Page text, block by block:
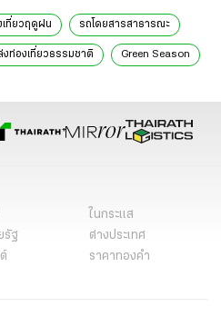
เที่ยวฤดูฝน รถโดยสารสาธารณะ
งท่องเที่ยวธรรมชาติ Green Season
น้ำตกเอราวัณ วัดเจดีย์สามองค์
ในกระแส
รัฐ
ต่างประเทศ
ราคาทองคำ